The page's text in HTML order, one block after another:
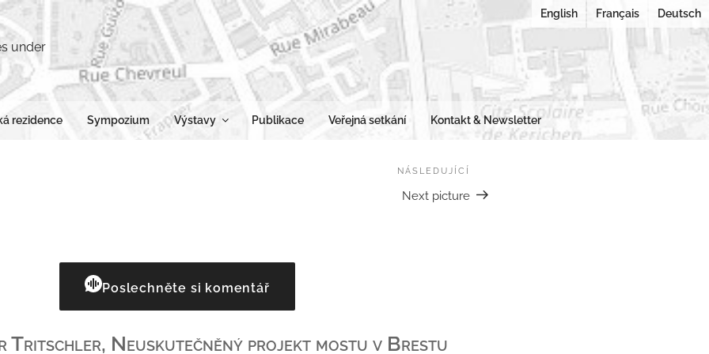
English Français Deutsch
RES URBANAE
Pohledy na města v rekonstrukci
rezidence Sympozium Výstavy Publikace Veřejná setkání Kontakt & Newsletter
NÁSLEDUJÍCÍ
Next picture
Poslechněte si komentář
Tritschler, Neuskutečněný projekt mostu v Brestu